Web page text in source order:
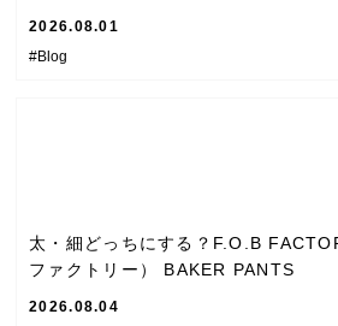
2026.08.01
#Blog
太・細どっちにする？F.O.B
ファクトリー） BAKER PANTS
2026.08.04